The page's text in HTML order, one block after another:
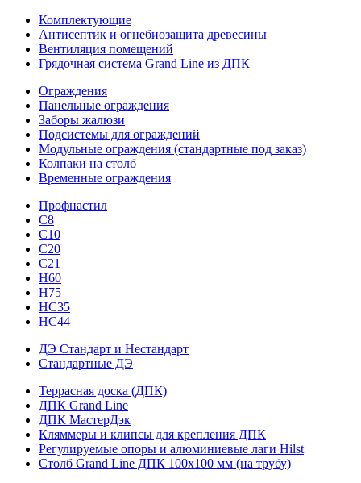
Комплектующие
Антисептик и огнебиозащита древесины
Вентиляция помещений
Грядочная система Grand Line из ДПК
Ограждения
Панельные ограждения
Заборы жалюзи
Подсистемы для ограждений
Модульные ограждения (стандартные под заказ)
Колпаки на столб
Временные ограждения
Профнастил
С8
С10
С20
С21
H60
H75
HС35
НС44
ДЭ Стандарт и Нестандарт
Стандартные ДЭ
Террасная доска (ДПК)
ДПК Grand Line
ДПК МастерДэк
Кляммеры и клипсы для крепления ДПК
Регулируемые опоры и алюминиевые лаги Hilst
Столб Grand Line ДПК 100х100 мм (на трубу)